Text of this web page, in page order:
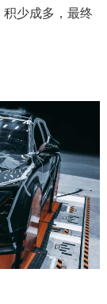
少成多，最终